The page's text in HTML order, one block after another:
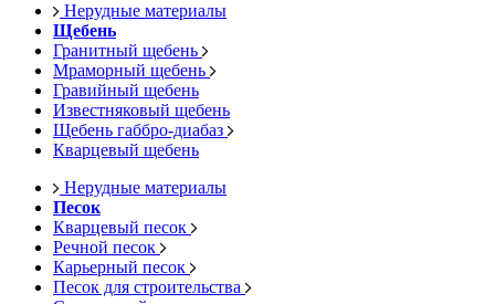
Нерудные материалы
Щебень
Гранитный щебень
Мраморный щебень
Гравийный щебень
Известняковый щебень
Щебень габбро-диабаз
Кварцевый щебень
Нерудные материалы
Песок
Кварцевый песок
Речной песок
Карьерный песок
Песок для строительства